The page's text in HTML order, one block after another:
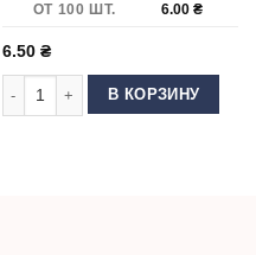
с плоским язычком 40 мм
ОТ 100 ШТ. 6.00 ₴
6.50 ₴
Количество товара Пряжка для
В КОРЗИНУ